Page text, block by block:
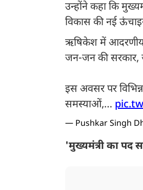
उन्होंने कहा कि
विकास की नई
ऋषिकेश में आदरणीय
जन-जन की सरकार,
इस अवसर पर
समस्याओं,…
— Pushkar Singh
'मुख्यमंत्री का पद